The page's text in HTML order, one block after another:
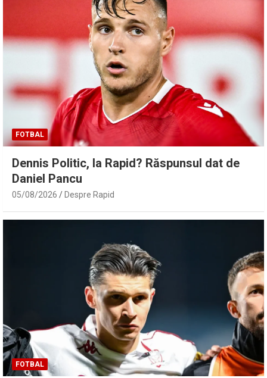
FOTBAL
Dennis Politic, la Rapid? Răspunsul dat de
Daniel Pancu
05/08/2026 Despre Rapid
FOTBAL